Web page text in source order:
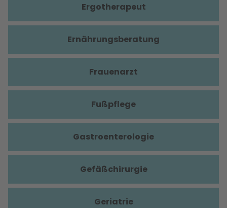
Ergotherapeut
Ernährungsberatung
Frauenarzt
Fußpflege
Gastroenterologie
Gefäßchirurgie
Geriatrie